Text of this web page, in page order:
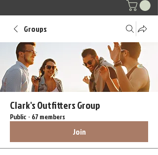
Groups
Clark's Outfitters Group
Public · 67 members
Join